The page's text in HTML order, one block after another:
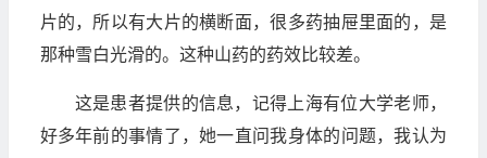
片的，所以有大片的横断面，很多药抽屉里面的，是
那种雪白光滑的。这种山药的药效比较差。
这是患者提供的信息，记得上海有位大学老师，
好多年前的事情了，她一直问我身体的问题，我认为